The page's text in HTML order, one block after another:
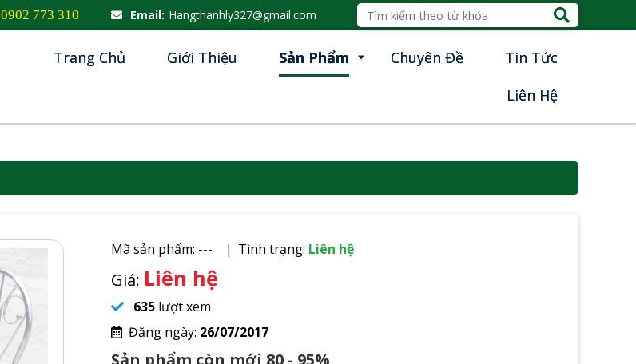
0902 773 310 Email: Hangthanhly327@gmail.com
Trang Chủ Giới Thiệu Sản Phẩm Chuyên Đề
Tin Tức
Liên Hệ
Mã sản phẩm: --- Tình trạng: Liên hệ
Giá: Liên hệ
635 lượt xem
Đăng ngày: 26/07/2017
Sản phẩm còn mới 80 - 95%